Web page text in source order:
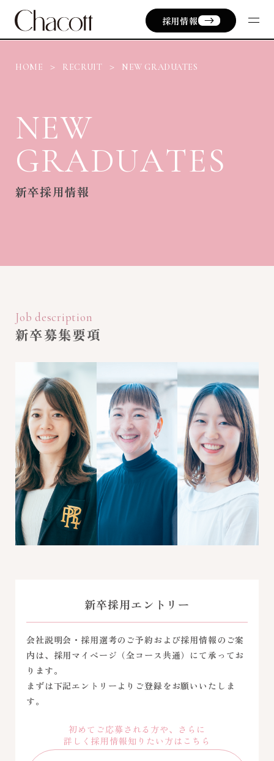
採用情報
HOME RECRUIT NEW GRADUATES
NEW
GRADUATES
新卒採用情報
Job description
新卒募集要項
新卒採用エントリー
会社説明会・採用選考のご予約および採用情報のご案
内は、採用マイページ（全コース共通）にて承ってお
ります。
まずは下記エントリーよりご登録をお願いいたしま
す。
初めてご応募される方や、さらに
詳しく採用情報知りたい方はこちら